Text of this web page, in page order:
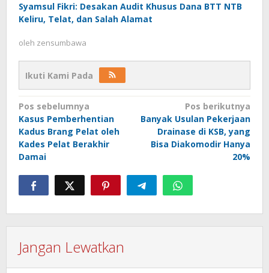
Syamsul Fikri: Desakan Audit Khusus Dana BTT NTB
Keliru, Telat, dan Salah Alamat
oleh zensumbawa
Ikuti Kami Pada
Navigasi
pos
Pos sebelumnya
Kasus Pemberhentian
Kadus Brang Pelat oleh
Kades Pelat Berakhir
Damai
Pos berikutnya
Banyak Usulan Pekerjaan
Drainase di KSB, yang
Bisa Diakomodir Hanya
20%
Jangan Lewatkan